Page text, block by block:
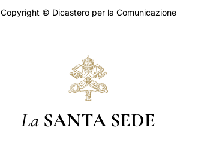
Copyright © Dicastero per la Comunicazione
La SANTA SEDE